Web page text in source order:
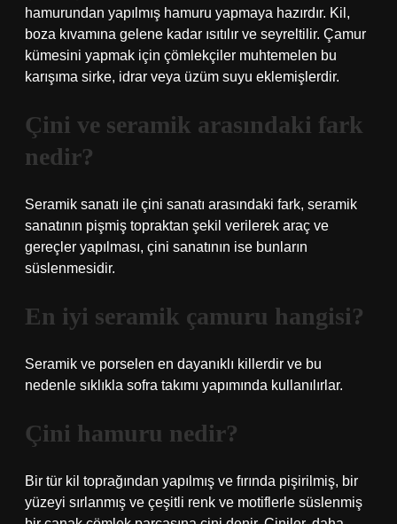
hamurundan yapılmış hamuru yapmaya hazırdır. Kil,
boza kıvamına gelene kadar ısıtılır ve seyreltilir. Çamur
kümesini yapmak için çömlekçiler muhtemelen bu
karışıma sirke, idrar veya üzüm suyu eklemişlerdir.
Çini ve seramik arasındaki fark
nedir?
Seramik sanatı ile çini sanatı arasındaki fark, seramik
sanatının pişmiş topraktan şekil verilerek araç ve
gereçler yapılması, çini sanatının ise bunların
süslenmesidir.
En iyi seramik çamuru hangisi?
Seramik ve porselen en dayanıklı killerdir ve bu
nedenle sıklıkla sofra takımı yapımında kullanılırlar.
Çini hamuru nedir?
Bir tür kil toprağından yapılmış ve fırında pişirilmiş, bir
yüzeyi sırlanmış ve çeşitli renk ve motiflerle süslenmiş